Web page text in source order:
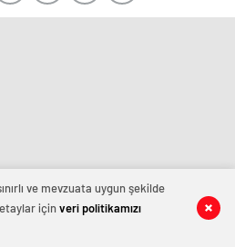
ve mevzuata uygun şekilde
içinveri politikamızı